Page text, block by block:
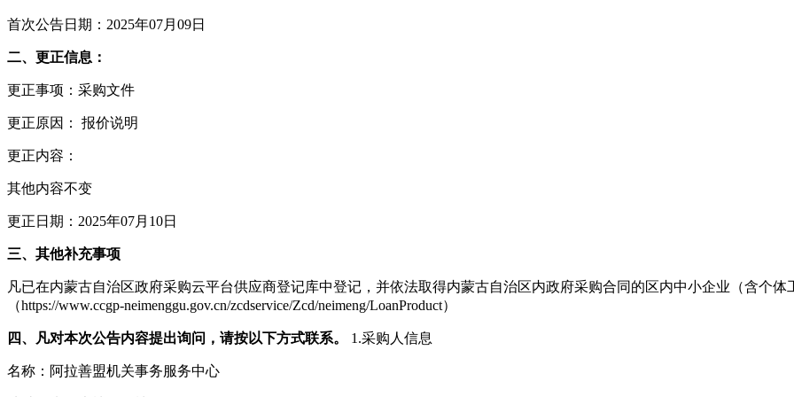
首次公告日期：2025年07月09日
二、更正信息：
更正事项：采购文件
更正原因： 报价说明
更正内容：
其他内容不变
更正日期：2025年07月10日
三、其他补充事项
凡已在内蒙古自治区政府采购云平台供应商登记库中登记，并依法取得内蒙古自治区内政府采购合同的区内中小企业（含个
（https://www.ccgp-neimenggu.gov.cn/zcdservice/Zcd/neimeng/LoanProduct）
四、凡对本次公告内容提出询问，请按以下方式联系。 1.采购人信息
名称：阿拉善盟机关事务服务中心